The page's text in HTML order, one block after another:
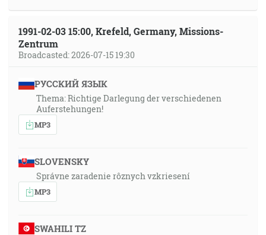
1991-02-03 15:00, Krefeld, Germany, Missions-
Zentrum
Broadcasted: 2026-07-15 19:30
РУССКИЙ ЯЗЫК
Thema: Richtige Darlegung der verschiedenen
Auferstehungen!
MP3
SLOVENSKY
Správne zaradenie rôznych vzkriesení
MP3
SWAHILI TZ